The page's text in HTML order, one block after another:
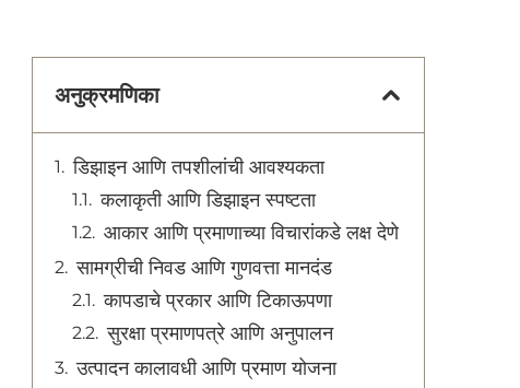
अनुक्रमणिका
डिझाइन आणि तपशीलांची आवश्यकता
कलाकृती आणि डिझाइन स्पष्टता
आकार आणि प्रमाणाच्या विचारांकडे लक्ष देणे
सामग्रीची निवड आणि गुणवत्ता मानदंड
कापडाचे प्रकार आणि टिकाऊपणा
सुरक्षा प्रमाणपत्रे आणि अनुपालन
उत्पादन कालावधी आणि प्रमाण योजना